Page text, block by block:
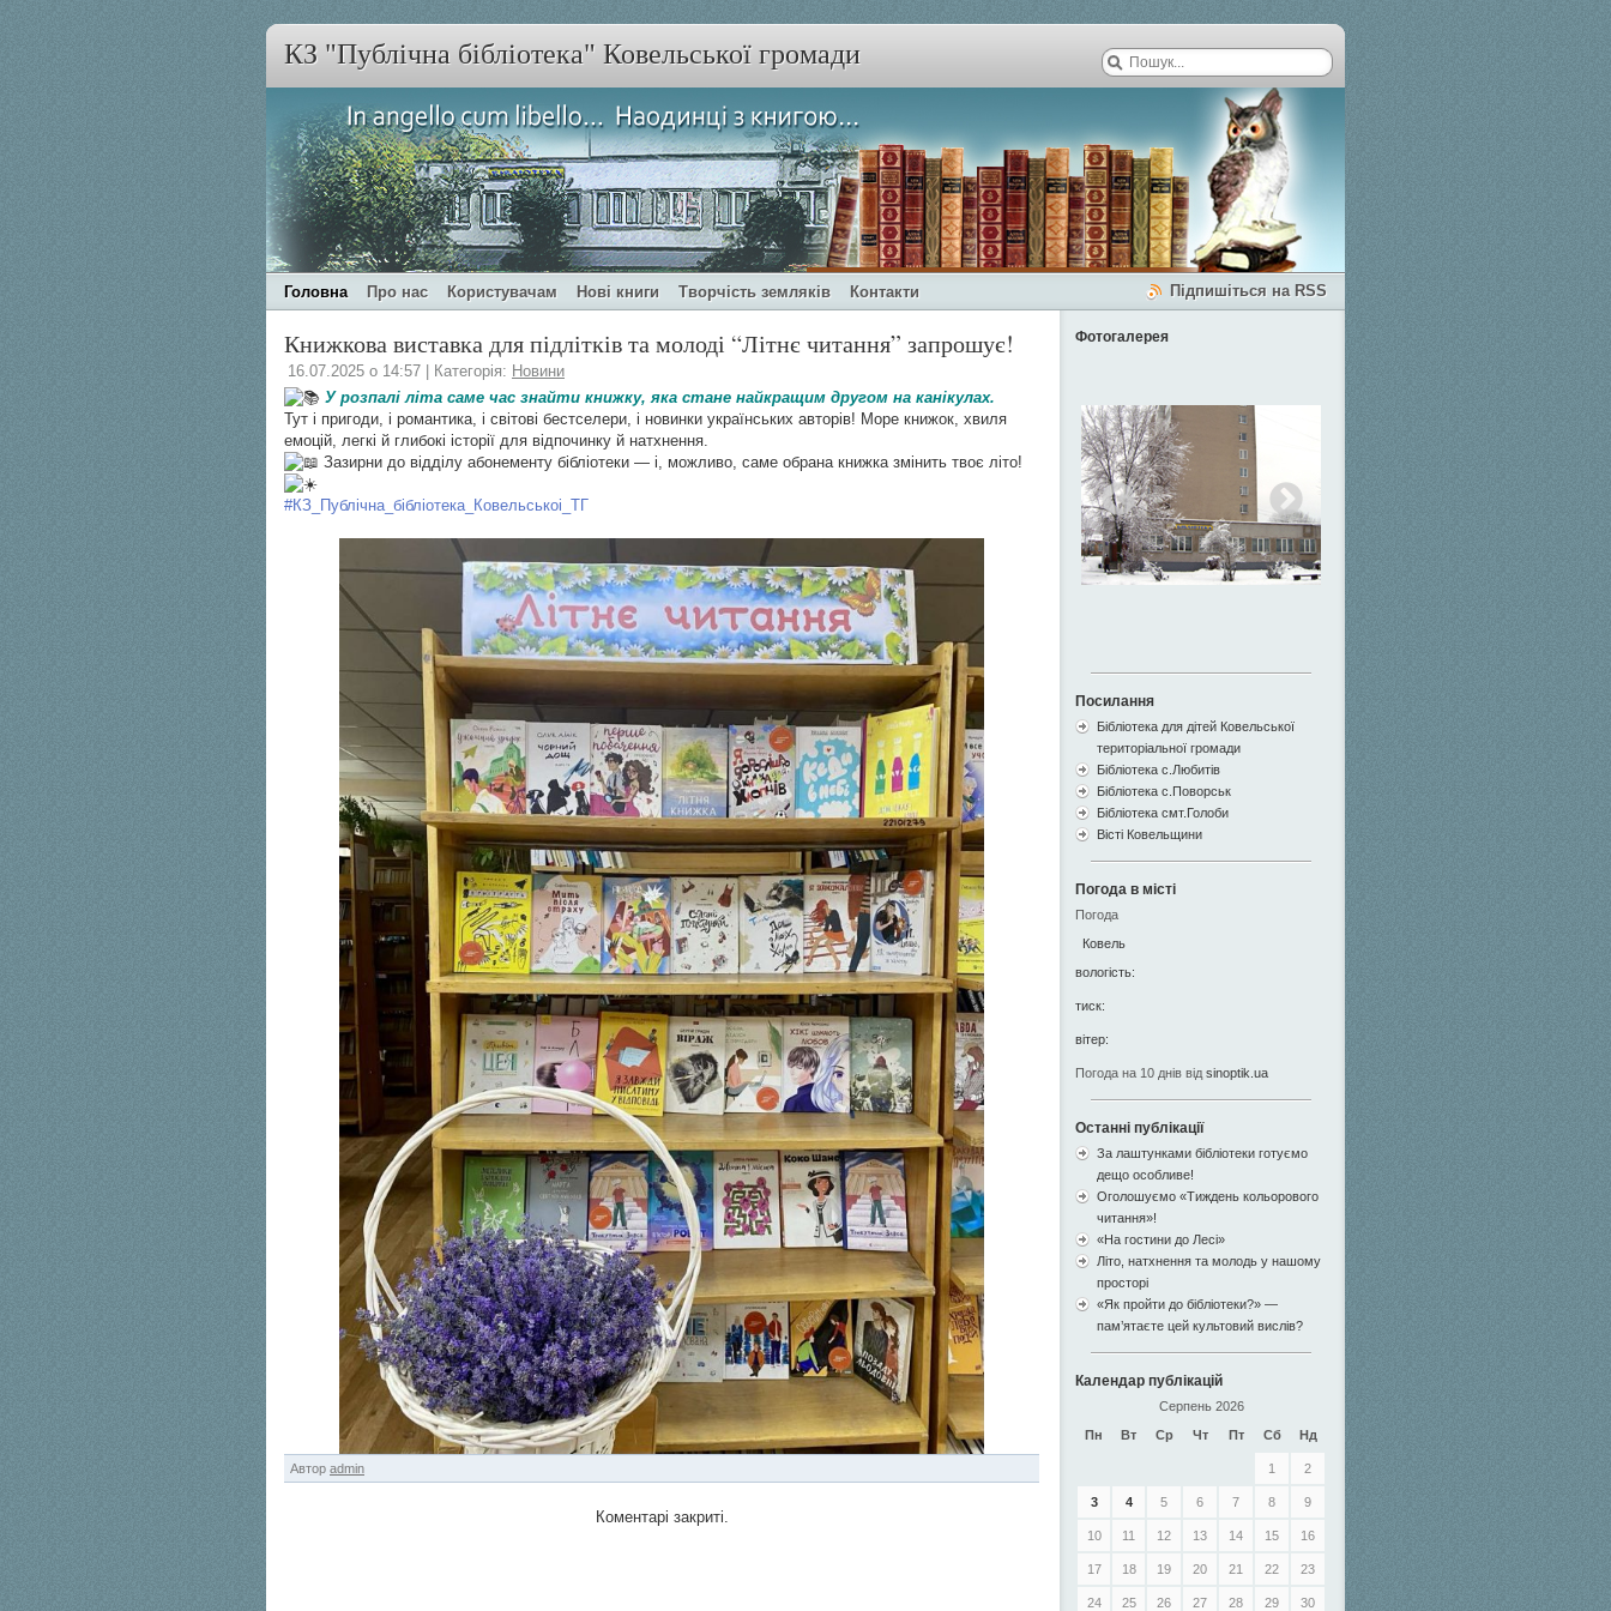
КЗ "Публічна бібліотека" Ковельської громади
Головна Про нас Користувачам Нові книги Творчість земляків Контакти Підпишіться на RSS
Книжкова виставка для підлітків та молоді “Літнє читання” запрошує!
16.07.2025 о 14:57 | Категорія: Новини
У розпалі літа саме час знайти книжку, яка стане найкращим другом на канікулах.
Тут і пригоди, і романтика, і світові бестселери, і новинки українських авторів! Море книжок, хвиля
емоцій, легкі й глибокі історії для відпочинку й натхнення.
Зазирни до відділу абонементу бібліотеки — і, можливо, саме обрана книжка змінить твоє літо!
#КЗ_Публічна_бібліотека_Ковельськоі_ТГ
Автор admin
Коментарі закриті.
Фотогалерея
Посилання
Бібліотека для дітей Ковельської
територіальної громади
Бібліотека с.Любитів
Бібліотека с.Поворськ
Бібліотека смт.Голоби
Вісті Ковельщини
Погода в місті
Погода
Ковель
вологість:
тиск:
вітер:
Погода на 10 днів від sinoptik.ua
Останні публікації
За лаштунками бібліотеки готуємо
дещо особливе!
Оголошуємо «Тиждень кольорового
читання»!
«На гостини до Лесі»
Літо, натхнення та молодь у нашому
просторі
«Як пройти до бібліотеки?» —
пам’ятаєте цей культовий вислів?
Календар публікацій
Серпень 2026
Пн
Вт Ср Чт Пт Сб Нд
1 2
3 4 5 6 7 8 9
10 11 12 13 14 15 16
17 18 19 20 21 22 23
24 25 26 27 28 29 30